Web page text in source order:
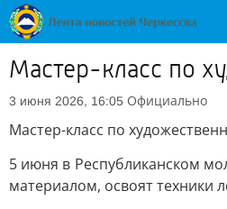
Мастер-класс по
3 июня 2026, 16:05 Официально
Мастер-класс по
5 июня в Республиканском
материалом, освоят техники